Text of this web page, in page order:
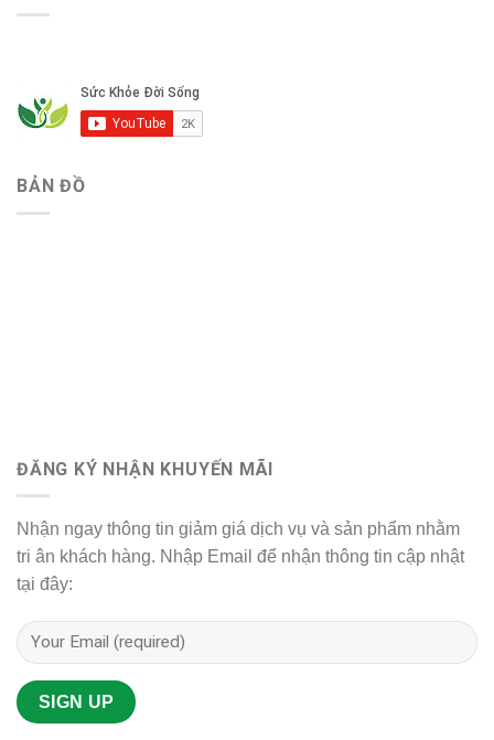
BẢN ĐỒ
ĐĂNG KÝ NHẬN KHUYẾN MÃI
Nhận ngay thông tin giảm giá dịch vụ và sản phẩm nhằm
tri ân khách hàng. Nhập Email để nhận thông tin cập nhật
tại đây: